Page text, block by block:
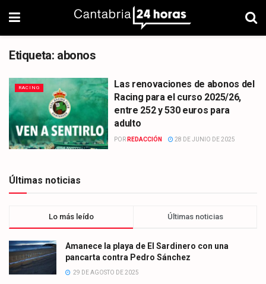
Etiqueta: abonos
RACING
Las renovaciones de abonos del
Racing para el curso 2025/26,
entre 252 y 530 euros para
adulto
POR REDACCIÓN 28 DE JUNIO DE 2025
Últimas noticias
Lo más leído Últimas noticias
Amanece la playa de El Sardinero con una
pancarta contra Pedro Sánchez
29 DE AGOSTO DE 2025